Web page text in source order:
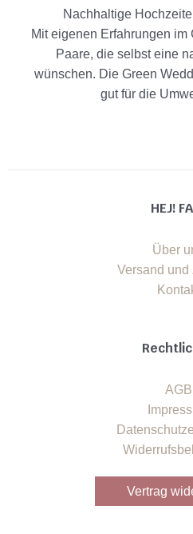
Nachhaltige
Mit eigenen Erfahrungen im
Paare, die selbst eine
wünschen. Die Green
gut für die
HEJ!
Über
Versand und
AGB
Vertrag